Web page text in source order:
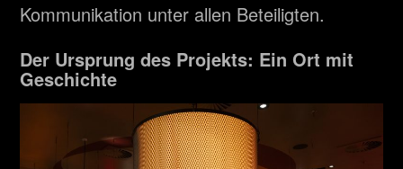
Kommunikation unter allen Beteiligten.
Der Ursprung des Projekts: Ein Ort mit
Geschichte